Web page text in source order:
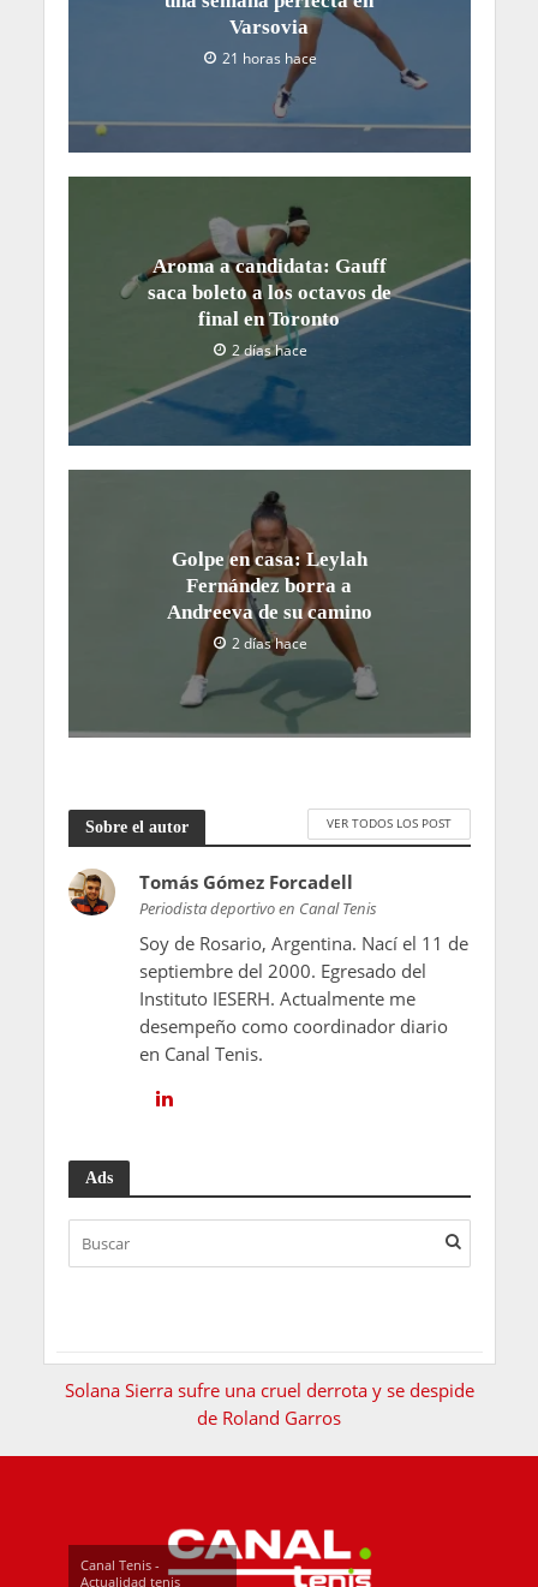
Varsovia
21 horas hace
Aroma a candidata: Gauff
saca boleto a los octavos de
final en Toronto
2 días hace
Golpe en casa: Leylah
Fernández borra a
Andreeva de su camino
2 días hace
Sobre el autor VER TODOS LOS POST
Tomás Gómez Forcadell
Periodista deportivo en Canal Tenis
Soy de Rosario, Argentina. Nací el 11 de
septiembre del 2000. Egresado del
Instituto IESERH. Actualmente me
desempeño como coordinador diario
en Canal Tenis.
Ads
Solana Sierra sufre una cruel derrota y se despide
de Roland Garros
Canal Tenis -
Actualidad tenis